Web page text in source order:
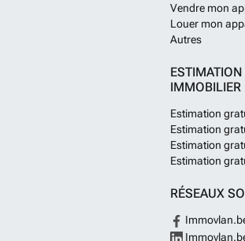
Vendre mon
Louer mon
Autres
ESTIMATION
IMMOBILIER
Estimation
Estimation
Estimation
Estimation
RÉSEAUX